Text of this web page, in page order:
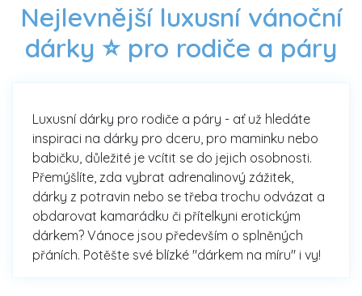
Nejlevnější luxusní vánoční
dárky ⭐ pro rodiče a páry
Luxusní dárky pro rodiče a páry - ať už hledáte
inspiraci na dárky pro dceru, pro maminku nebo
babičku, důležité je vcítit se do jejich osobnosti.
Přemýšlíte, zda vybrat adrenalinový zážitek,
dárky z potravin nebo se třeba trochu odvázat a
obdarovat kamarádku či přítelkyni erotickým
dárkem? Vánoce jsou především o splněných
přáních. Potěšte své blízké "dárkem na míru" i vy!